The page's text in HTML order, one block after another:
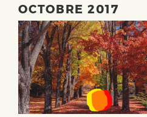
OCTOBRE 2017